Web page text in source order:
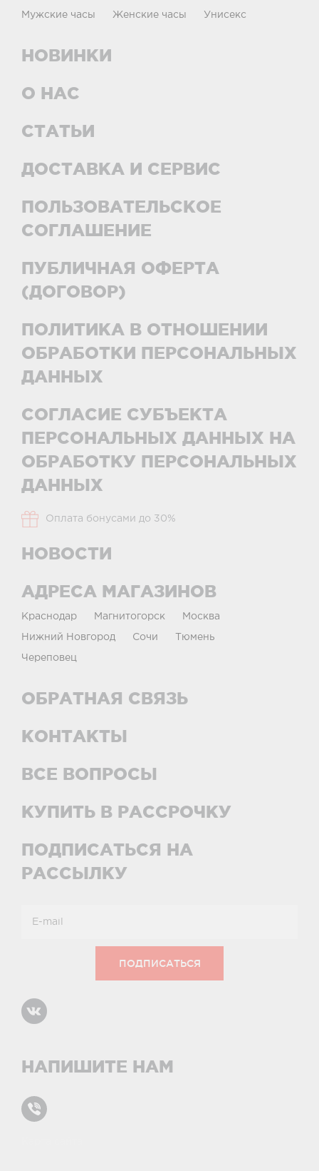
Мужские часы Женские часы Унисекс
НОВИНКИ
О НАС
СТАТЬИ
ДОСТАВКА И СЕРВИС
ПОЛЬЗОВАТЕЛЬСКОЕ
СОГЛАШЕНИЕ
ПУБЛИЧНАЯ ОФЕРТА
(ДОГОВОР)
ПОЛИТИКА В ОТНОШЕНИИ
ОБРАБОТКИ ПЕРСОНАЛЬНЫХ
ДАННЫХ
СОГЛАСИЕ СУБЪЕКТА
ПЕРСОНАЛЬНЫХ ДАННЫХ НА
ОБРАБОТКУ ПЕРСОНАЛЬНЫХ
ДАННЫХ
Оплата бонусами до 30%
НОВОСТИ
АДРЕСА МАГАЗИНОВ
Краснодар Магнитогорск Москва
Нижний Новгород Сочи Тюмень
Череповец
ОБРАТНАЯ СВЯЗЬ
КОНТАКТЫ
ВСЕ ВОПРОСЫ
КУПИТЬ В РАССРОЧКУ
ПОДПИСАТЬСЯ НА
РАССЫЛКУ
НАПИШИТЕ НАМ